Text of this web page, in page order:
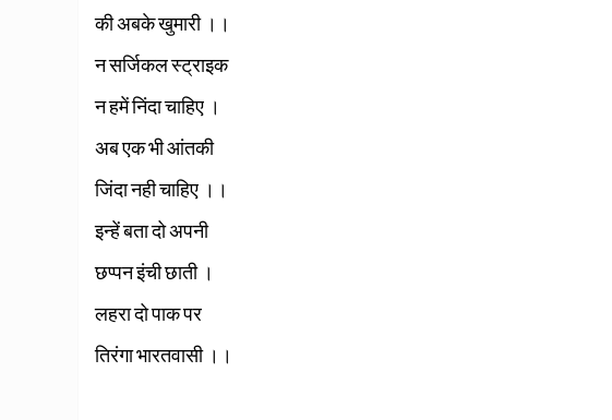
की अबके खुमारी ।।
न सर्जिकल स्ट्राइक
न हमें निंदा चाहिए ।
अब एक भी आंतकी
जिंदा नही चाहिए ।।
इन्हें बता दो अपनी
छप्पन इंची छाती ।
लहरा दो पाक पर
तिरंगा भारतवासी ।।